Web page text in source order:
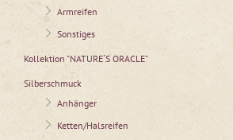
Armreifen
Sonstiges
Kollektion "NATURE´S ORACLE"
Silberschmuck
Anhänger
Ketten/Halsreifen